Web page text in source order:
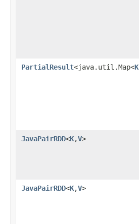
PartialResult<java.util.Map<K
JavaPairRDD<K,V>
JavaPairRDD<K,V>